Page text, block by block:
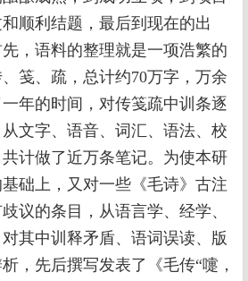
顺利结题，最后到现在的出
，语料的整理就是一项浩繁的
笺、疏，总计约70万字，万余
年的时间，对传笺疏中训条逐
文字、语音、词汇、语法、校
计做了近万条笔记。为使本研
础上，又对一些《毛诗》古注
议的条目，从语言学、经学、
其中训释矛盾、语词误读、版
，先后撰写发表了《毛传“嚏，